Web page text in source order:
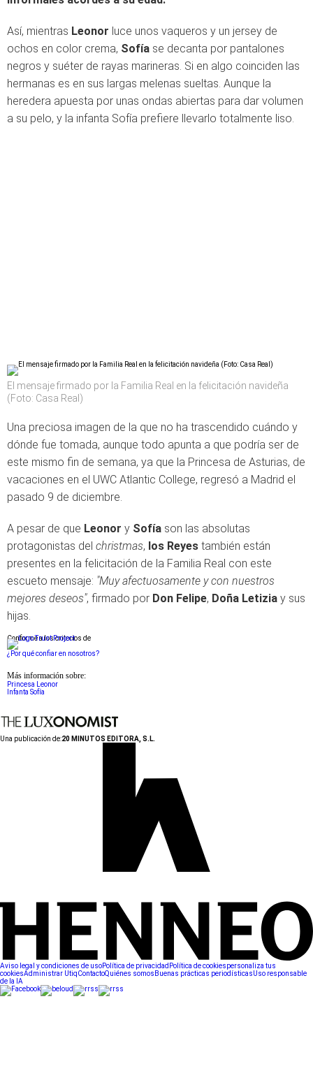
Así, mientras Leonor luce unos vaqueros y un jersey de
ochos en color crema, Sofía se decanta por pantalones
negros y suéter de rayas marineras. Si en algo coinciden las
hermanas es en sus largas melenas sueltas. Aunque la
heredera apuesta por unas ondas abiertas para dar volumen
a su pelo, y la infanta Sofía prefiere llevarlo totalmente liso.
El mensaje firmado por la Familia Real en la felicitación navideña
(Foto: Casa Real)
Una preciosa imagen de la que no ha trascendido cuándo y
dónde fue tomada, aunque todo apunta a que podría ser de
este mismo fin de semana, ya que la Princesa de Asturias, de
vacaciones en el UWC Atlantic College, regresó a Madrid el
pasado 9 de diciembre.
A pesar de que Leonor y Sofía son las absolutas
protagonistas del christmas, los Reyes también están
presentes en la felicitación de la Familia Real con este
escueto mensaje: "Muy afectuosamente y con nuestros
mejores deseos", firmado por Don Felipe, Doña Letizia y sus
hijas.
Conforme a los criterios de
¿Por qué confiar en nosotros?
Más información sobre:
Princesa Leonor
Infanta Sofía
Una publicación de:20 MINUTOS EDITORA, S.L.
Aviso legal y condiciones de usoPolítica de privacidad Política de cookiespersonaliza tus
cookiesAdministrar UtiqContactoQuiénes somos Buenas prácticas periodísticasUso responsable
de la IA